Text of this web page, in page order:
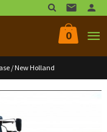
0
/ New Holland